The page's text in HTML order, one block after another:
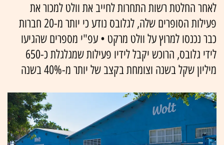
לאחר החלטת רשות התחרות לחייב את וולט למכור את
פעילות הסופרים שלה, לגלובס נודע כי יותר מ-20 חברות
כבר נכנסו למרוץ על וולט מרקט • עפ"י מספרים שהגיעו
לידי גלובס, הרוכש יקבל לידיו פעילות שמגלגלת כ-650
מיליון שקל בשנה וצומחת בקצב של יותר מ-40% בשנה